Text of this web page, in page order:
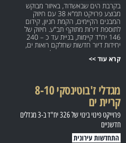
בקרבת הים שבאשדוד, באיזור מבוקש
מבוצע פרויקט תמ"א 38 עם חיזוק
המבנים הקיימים, הקמת חניון, קידום
לתוספת דירות מתוקף תב"ע. חיזוק של
146 יח"ד קיימות, בניית עד כ – 240
יחידות דיור חדשות שחלקם רואות ים,
שטחי מסחר ושטחי ציבור לרווחת
הרוכשים והדיירים הקיימים. פרויקט
ומתאימים לצרכיו המיוחדים בהתאמה.
החברה מחזיקה באגרות לתשלום להיתרי
הבניה לתמ"א חיזוק. לאור דרישת
הדיירים, החברה התחברה כשותפה עם
חברה ציבורית, בין המובילות בארץ,
לביצוע פרויקט פינוי בינוי.
קרא עוד >>
מגדלי ז'בוטינסקי 8-10
קריית ים
פרוייקט פינוי בינוי של 326 יח"ד ב-3 מגדלים
חדשניים
התחדשות עירונית